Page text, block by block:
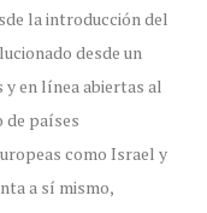
la introducción del
desde un
y en línea abiertas al
de países
como Israel y
a sí mismo,